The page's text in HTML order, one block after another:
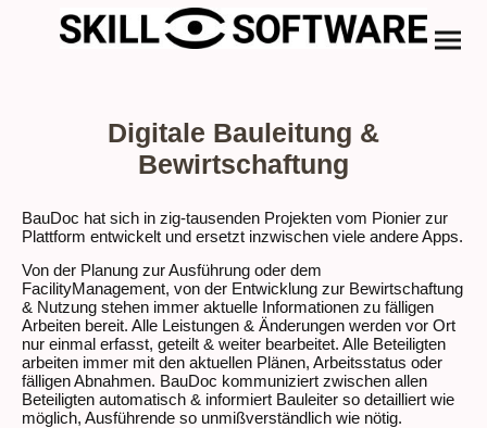
Digitale Bauleitung &
Bewirtschaftung
BauDoc hat sich in zig-tausenden Projekten vom Pionier zur
Plattform entwickelt und ersetzt inzwischen viele andere Apps.
Von der Planung zur Ausführung oder dem
FacilityManagement, von der Entwicklung zur Bewirtschaftung
& Nutzung stehen immer aktuelle Informationen zu fälligen
Arbeiten bereit. Alle Leistungen & Änderungen werden vor Ort
nur einmal erfasst, geteilt & weiter bearbeitet. Alle Beteiligten
arbeiten immer mit den aktuellen Plänen, Arbeitsstatus oder
fälligen Abnahmen. BauDoc kommuniziert zwischen allen
Beteiligten automatisch & informiert Bauleiter so detailliert wie
möglich, Ausführende so unmißverständlich wie nötig.